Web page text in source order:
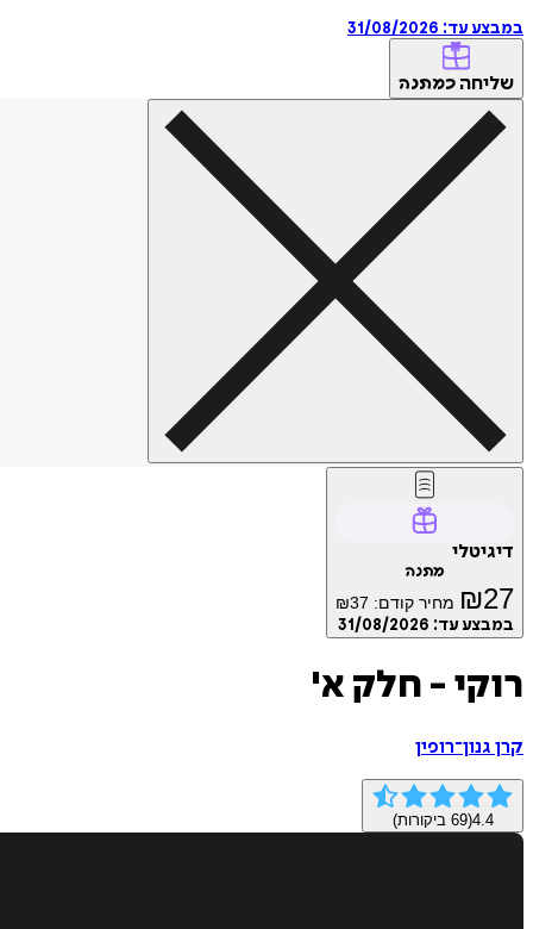
במבצע עד: 31/08/2026
שליחה כמתנה
דיגיטלי
מתנה
₪27 מחיר קודם: ₪37
במבצע עד: 31/08/2026
רוקי - חלק א'
קרן גנון־רופין
4.4
(
69 ביקורות)